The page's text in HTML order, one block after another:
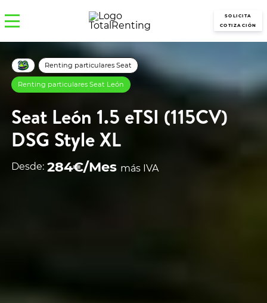
SOLICITA
COTIZACIÓN
Renting particulares Seat
Renting particulares Seat León
Seat León 1.5 eTSI (115CV)
DSG Style XL
Desde: 284€/Mes más IVA